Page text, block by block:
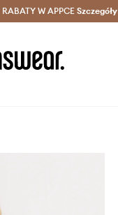
Dostawa nawet w 24h >
W APPCE Szczegóły